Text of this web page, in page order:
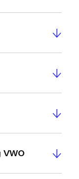
↓
↓
↓
VWO ↓